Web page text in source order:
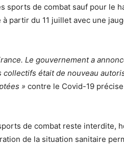
sports de combat sauf pour le
partir du 11 juillet avec une
Le gouvernement a
était de nouveau
» contre le Covid-19
de combat reste interdite,
de la situation sanitaire